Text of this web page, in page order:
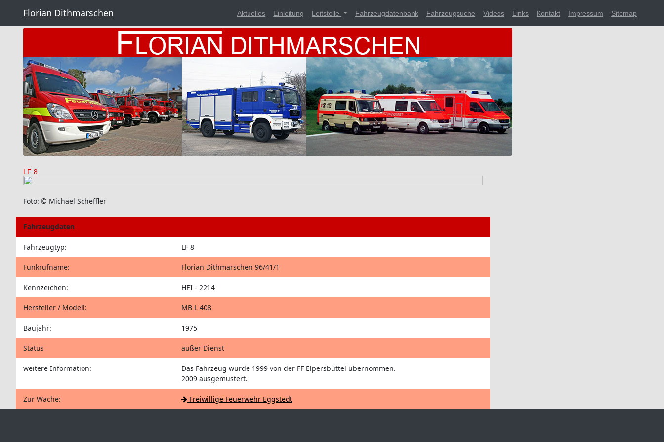
Florian Dithmarschen Aktuelles Einleitung Leitstelle Fahrzeugdatenbank Fahrzeugsuche Videos Links Kontakt Impressum Sitemap
LF 8
Foto: © Michael Scheffler
Fahrzeugdaten
Fahrzeugtyp: LF 8
Funkrufname: Florian Dithmarschen 96/41/1
Kennzeichen: HEI - 2214
Hersteller / Modell: MB L 408
Baujahr: 1975
Status außer Dienst
weitere Information:
Das Fahrzeug wurde 1999 von der FF Elpersbüttel übernommen.
2009 ausgemustert.
Zur Wache: Freiwillige Feuerwehr Eggstedt